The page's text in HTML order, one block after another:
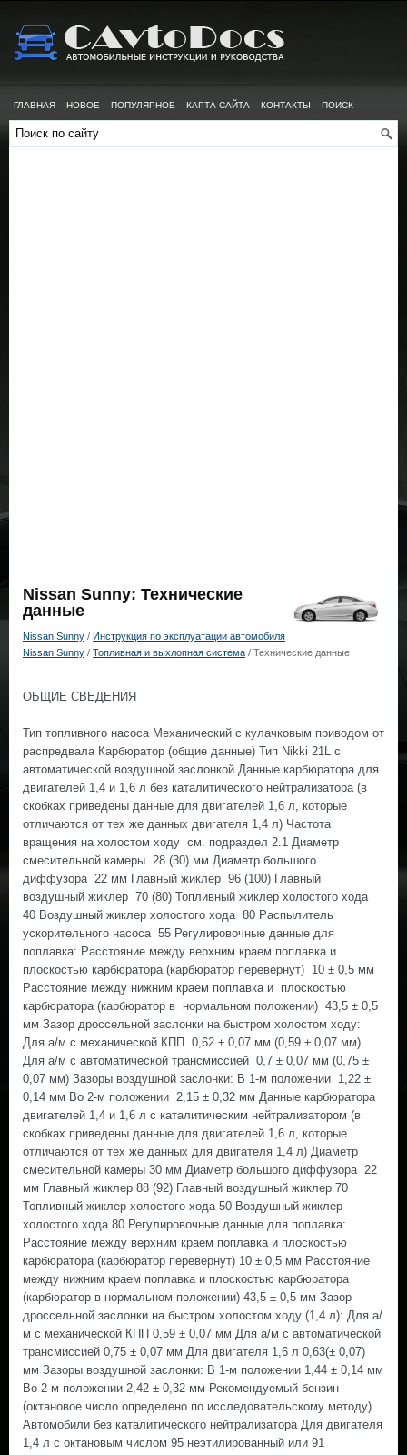
ГЛАВНАЯ НОВОЕ ПОПУЛЯРНОЕ КАРТА САЙТА КОНТАКТЫ ПОИСК
Nissan Sunny: Технические
данные
Nissan Sunny / Инструкция по эксплуатации автомобиля
Nissan Sunny / Топливная и выхлопная система / Технические данные
ОБЩИЕ СВЕДЕНИЯ
Тип топливного насоса Механический с кулачковым приводом от
распредвала Карбюратор (общие данные) Тип Nikki 21L с
автоматической воздушной заслонкой Данные карбюратора для
двигателей 1,4 и 1,6 л без каталитического нейтрализатора (в
скобках приведены данные для двигателей 1,6 л, которые
отличаются от тех же данных двигателя 1,4 л) Частота
вращения на холостом ходу см. подраздел 2.1 Диаметр
смесительной камеры 28 (30) мм Диаметр большого
диффузора 22 мм Главный жиклер 96 (100) Главный
воздушный жиклер 70 (80) Топливный жиклер холостого хода
40 Воздушный жиклер холостого хода 80 Распылитель
ускорительного насоса 55 Регулировочные данные для
поплавка: Расстояние между верхним краем поплавка и
плоскостью карбюратора (карбюратор перевернут) 10 ± 0,5 мм
Расстояние между нижним краем поплавка и плоскостью
карбюратора (карбюратор в нормальном положении) 43,5 ± 0,5
мм Зазор дроссельной заслонки на быстром холостом ходу:
Для а/м с механической КПП 0,62 ± 0,07 мм (0,59 ± 0,07 мм)
Для а/м с автоматической трансмиссией 0,7 ± 0,07 мм (0,75 ±
0,07 мм) Зазоры воздушной заслонки: В 1-м положении 1,22 ±
0,14 мм Во 2-м положении 2,15 ± 0,32 мм Данные карбюратора
двигателей 1,4 и 1,6 л с каталитическим нейтрализатором (в
скобках приведены данные для двигателей 1,6 л, которые
отличаются от тех же данных для двигателя 1,4 л) Диаметр
смесительной камеры 30 мм Диаметр большого диффузора 22
мм Главный жиклер 88 (92) Главный воздушный жиклер 70
Топливный жиклер холостого хода 50 Воздушный жиклер
холостого хода 80 Регулировочные данные для поплавка:
Расстояние между верхним краем поплавка и плоскостью
карбюратора (карбюратор перевернут) 10 ± 0,5 мм Расстояние
между нижним краем поплавка и плоскостью карбюратора
(карбюратор в нормальном положении) 43,5 ± 0,5 мм Зазор
дроссельной заслонки на быстром холостом ходу (1,4 л): Для а/
м с механической КПП 0,59 ± 0,07 мм Для а/м с автоматической
трансмиссией 0,75 ± 0,07 мм Для двигателя 1,6 л 0,63(± 0,07)
мм Зазоры воздушной заслонки: В 1-м положении 1,44 ± 0,14 мм
Во 2-м положении 2,42 ± 0,32 мм Рекомендуемый бензин
(октановое число определено по исследовательскому методу)
Автомобили без каталитического нейтрализатора Для двигателя
1,4 л с октановым числом 95 неэтилированный или 91